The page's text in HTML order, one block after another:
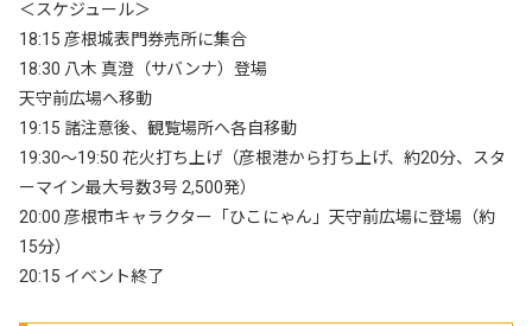
＜スケジュール＞
18:15 彦根城表門券売所に集合
18:30 八木 真澄（サバンナ）登場
天守前広場へ移動
19:15 諸注意後、観覧場所へ各自移動
19:30～19:50 花火打ち上げ（彦根港から打ち上げ、約20分、スタ
ーマイン最大号数3号 2,500発）
20:00 彦根市キャラクター「ひこにゃん」天守前広場に登場（約
15分）
20:15 イベント終了